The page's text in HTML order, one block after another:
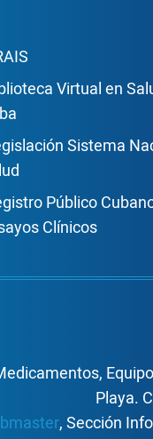
Virtual en
Sistema
Público
Clínicos
Playa.
, Sección